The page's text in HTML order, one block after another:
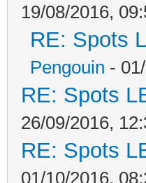
19/08/2016,
RE: Spots
Pengouin -
RE: Spots
26/09/2016,
RE: Spots
01/10/2016,